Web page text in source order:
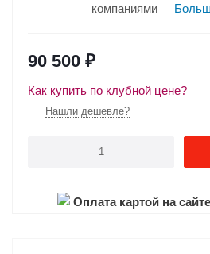
компаниями
90 500 ₽
Как купить по клубной цене?
Нашли дешевле?
Оплата картой на